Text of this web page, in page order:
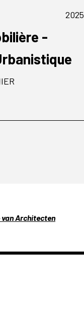
2025
-
van Architecten